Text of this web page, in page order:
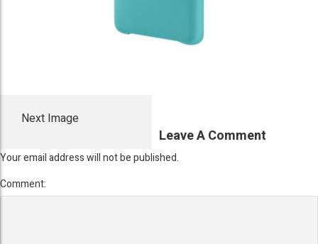
Next Image
Leave A Comment
Your email address will not be published.
Comment: